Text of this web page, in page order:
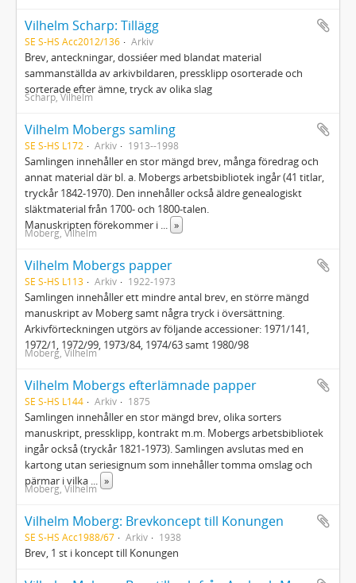
Vilhelm Scharp: Tillägg
SE S-HS Acc2012/136 Arkiv
Brev, anteckningar, dossiéer med blandat material
sammanställda av arkivbildaren, pressklipp osorterade och
sorterade efter ämne, tryck av olika slag
Scharp, Vilhelm
Vilhelm Mobergs samling
SE S-HS L172 Arkiv 1913--1998
Samlingen innehåller en stor mängd brev, många föredrag och
annat material där bl. a. Mobergs arbetsbibliotek ingår (41 titlar,
tryckår 1842-1970). Den innehåller också äldre genealogiskt
släktmaterial från 1700- och 1800-talen.
Manuskripten förekommer i ... »
Moberg, Vilhelm
Vilhelm Mobergs papper
SE S-HS L113 Arkiv 1922-1973
Samlingen innehåller ett mindre antal brev, en större mängd
manuskript av Moberg samt några tryck i översättning.
Arkivförteckningen utgörs av följande accessioner: 1971/141,
1972/1, 1972/99, 1973/84, 1974/63 samt 1980/98
Moberg, Vilhelm
Vilhelm Mobergs efterlämnade papper
SE S-HS L144 Arkiv 1875
Samlingen innehåller en stor mängd brev, olika sorters
manuskript, pressklipp, kontrakt m.m. Mobergs arbetsbibliotek
ingår också (tryckår 1821-1973). Samlingen avslutas med en
kartong utan seriesignum som innehåller tomma omslag och
pärmar i vilka ... »
Moberg, Vilhelm
Vilhelm Moberg: Brevkoncept till Konungen
SE S-HS Acc1988/67 Arkiv 1938
Brev, 1 st i koncept till Konungen